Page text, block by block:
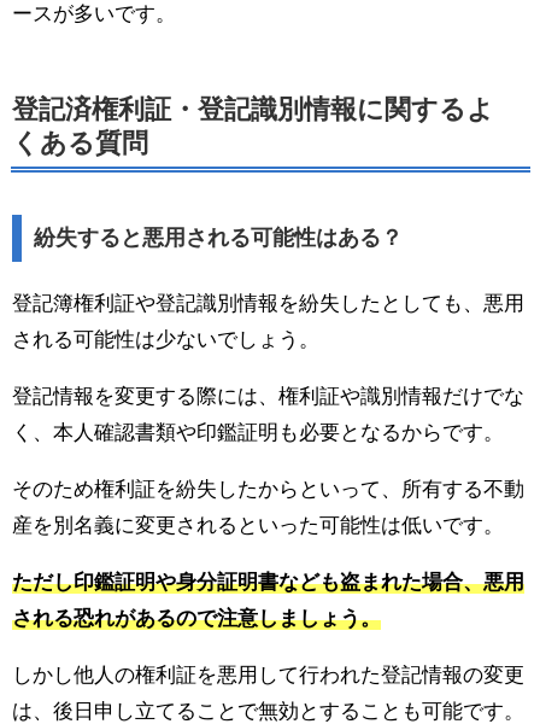
ースが多いです。
登記済権利証・登記識別情報に関するよ
くある質問
紛失すると悪用される可能性はある？
登記簿権利証や登記識別情報を紛失したとしても、悪用
される可能性は少ないでしょう。
登記情報を変更する際には、権利証や識別情報だけでな
く、本人確認書類や印鑑証明も必要となるからです。
そのため権利証を紛失したからといって、所有する不動
産を別名義に変更されるといった可能性は低いです。
ただし印鑑証明や身分証明書なども盗まれた場合、悪用
される恐れがあるので注意しましょう。
しかし他人の権利証を悪用して行われた登記情報の変更
は、後日申し立てることで無効とすることも可能です。